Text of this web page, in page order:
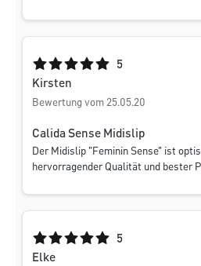
Durchschnittliche Bewertung
5
Kirsten
Bewertung vom 25.05.20
Calida Sense Midislip
Der Midislip "Feminin Sense" ist
hervorragender Qualität und bester
Durchschnittliche Bewertung
5
Elke